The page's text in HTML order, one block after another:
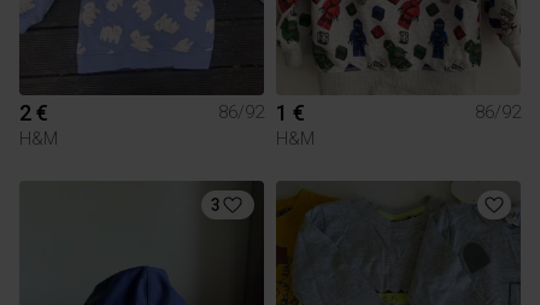
2 €
86/92
H&M
1 €
86/92
H&M
3